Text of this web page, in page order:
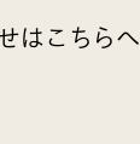
はこちらへ